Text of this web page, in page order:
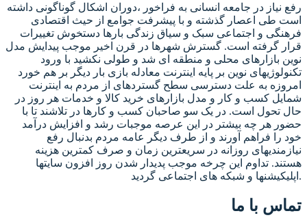
رفع نیاز در جامعه انسانی به فراخور ،دوران اشکال گوناگونی داشته
است طی اعصار گذشته و با پیشرفت جوامع از حیث اقتصادی
فرهنگی و اجتماعی سبک و سیاق زندگی بارها دستخوش تغییرات
قرار گرفته است. گسترش شهرها در قرن اخیر موجب پیدایش مدل
نوین بازارهای محلی و منطقه ای شد و طولی نکشید با ورود
تکنولوژیهای نوین بر پایه اینترنت معادله بازی بار دیگر بر هم خورد
امروزه به علت دسترسی سطح گستردهای از مردم به اینترنت
شمایل کسب و کار و مدل بازارهای خرید کالا و خدمات هر روز در
حال تحول است. در یک سو صاحبان کسب و کارها در تلاشند تا با
حضور هر چه بیشتر در این عرصه موجبات رشد و افزایش درآمد
خود را فراهم آورند و از طرف دیگر عامه مردم بدنبال رفع
نیازمندیهای روزانه در سریعترین زمان و صرف کمترین هزینه
هستند. تداوم این چرخه موجب پدیدار شدن روز افزون سایتها
اپلیکیشنها و شبکه های اجتماعی گردید.
تماس با ما